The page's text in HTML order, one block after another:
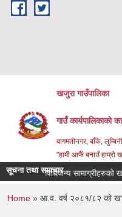
Skip to main content
खजुरा गाउँपालिका
गाउँ कार्यपालिकाको
बागमतीनगर, बाँके,
"हामी आफैँ बनाउँ हाम्रो
सूचना तथा समाचार
तथा औषधिजन्य सामाग्रीहरुको
You are here
Home » आ.व. वर्ष २०८१/८२ को